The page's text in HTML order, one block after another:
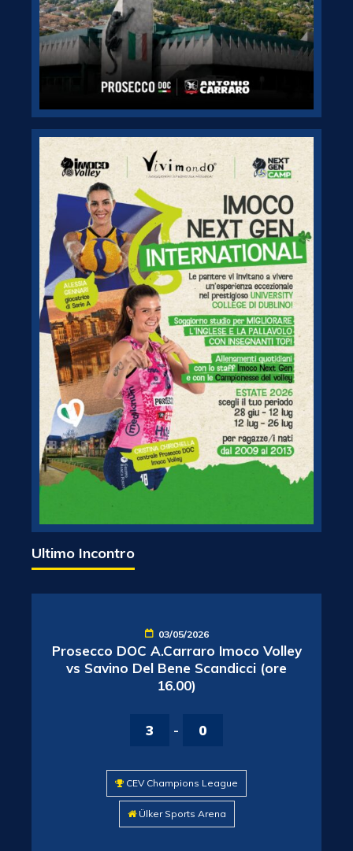
Ultimo Incontro
03/05/2026
Prosecco DOC A.Carraro Imoco Volley
vs Savino Del Bene Scandicci (ore
16.00)
3 - 0
CEV Champions League
Ülker Sports Arena